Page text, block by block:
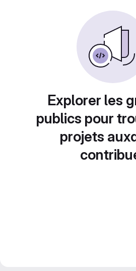
Explorer les
publics pour
projets